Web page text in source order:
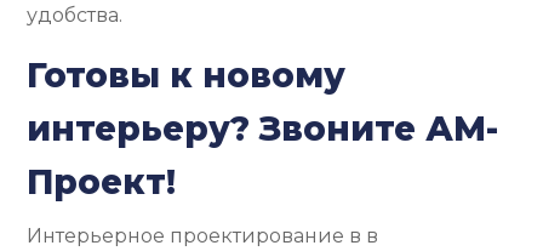
удобства.
Готовы к новому
интерьеру? Звоните АМ-
Проект!
Интерьерное проектирование в в